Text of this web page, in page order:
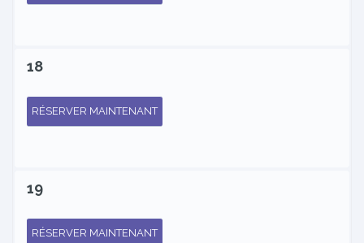
18
RÉSERVER MAINTENANT
19
RÉSERVER MAINTENANT